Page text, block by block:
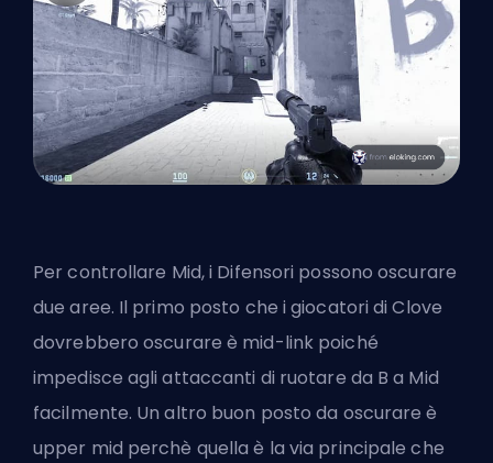
Per controllare Mid, i Difensori possono oscurare
due aree. Il primo posto che i giocatori di Clove
dovrebbero oscurare è mid-link poiché
impedisce agli attaccanti di ruotare da B a Mid
facilmente. Un altro buon posto da oscurare è
upper mid perchè quella è la via principale che